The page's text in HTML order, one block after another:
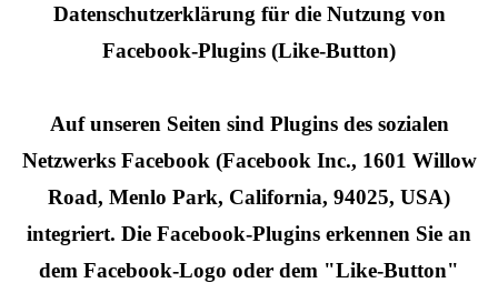
Datenschutzerklärung für die Nutzung von
Facebook-Plugins (Like-Button)
Auf unseren Seiten sind Plugins des sozialen
Netzwerks Facebook (Facebook Inc., 1601 Willow
Road, Menlo Park, California, 94025, USA)
integriert. Die Facebook-Plugins erkennen Sie an
dem Facebook-Logo oder dem "Like-Button"